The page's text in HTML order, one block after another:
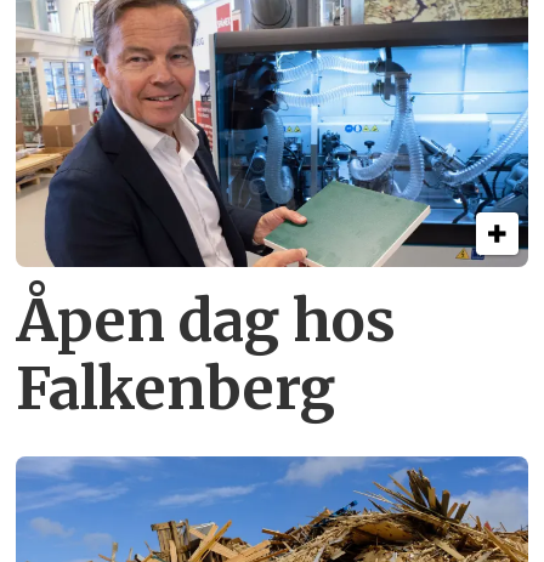
Åpen dag hos
Falkenberg